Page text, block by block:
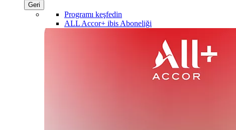
Geri
Programı keşfedin
ALL Accor+ ibis Aboneliği